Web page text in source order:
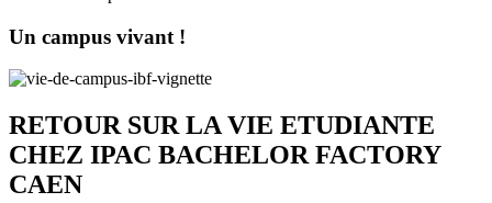
Un campus vivant !
RETOUR SUR LA VIE ETUDIANTE
CHEZ IPAC BACHELOR FACTORY
CAEN